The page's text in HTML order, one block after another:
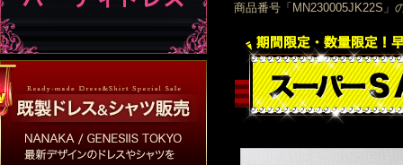
商品番号「MN230005JK22S」